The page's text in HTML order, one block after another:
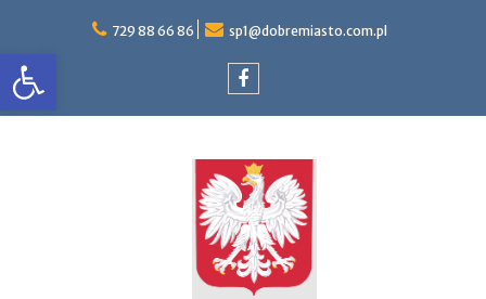
Otwórz pasek narzędzicontent
729 88 66 86 sp1@dobremiasto.com.pl